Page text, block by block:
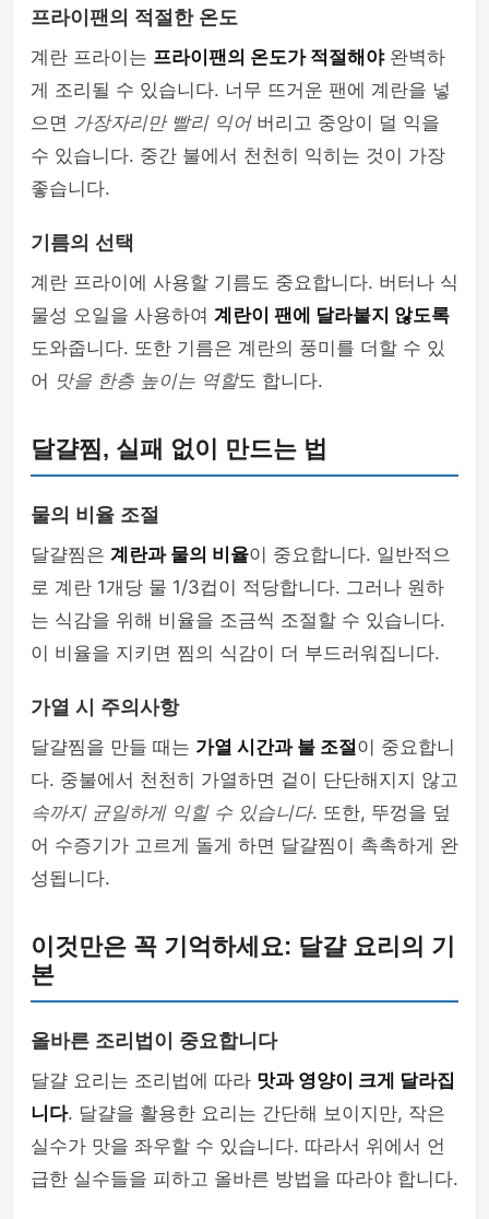
프라이팬의 적절한 온도
계란 프라이는 프라이팬의 온도가 적절해야완벽하
게 조리될 수 있습니다. 너무 뜨거운 팬에 계란을 넣
으면 가장자리만 빨리 익어버리고 중앙이 덜 익을
수 있습니다. 중간 불에서 천천히 익히는 것이 가장
좋습니다.
기름의 선택
계란 프라이에 사용할 기름도 중요합니다. 버터나 식
물성 오일을 사용하여 계란이 팬에 달라붙지 않도록
도와줍니다. 또한 기름은 계란의 풍미를 더할 수 있
어 맛을 한층 높이는 역할도 합니다.
달걀찜, 실패 없이 만드는 법
물의 비율 조절
달걀찜은 계란과 물의 비율이 중요합니다. 일반적으
로 계란 1개당 물 1/3컵이 적당합니다. 그러나 원하
는 식감을 위해 비율을 조금씩 조절할 수 있습니다.
이 비율을 지키면 찜의 식감이 더 부드러워집니다.
가열 시 주의사항
달걀찜을 만들 때는 가열 시간과 불 조절이 중요합니
다. 중불에서 천천히 가열하면 겉이 단단해지지 않고
속까지 균일하게 익힐 수 있습니다. 또한, 뚜껑을 덮
어 수증기가 고르게 돌게 하면 달걀찜이 촉촉하게 완
성됩니다.
이것만은 꼭 기억하세요: 달걀 요리의 기
본
올바른 조리법이 중요합니다
달걀 요리는 조리법에 따라 맛과 영양이 크게 달라집
니다. 달걀을 활용한 요리는 간단해 보이지만, 작은
실수가 맛을 좌우할 수 있습니다. 따라서 위에서 언
급한 실수들을 피하고 올바른 방법을 따라야 합니다.